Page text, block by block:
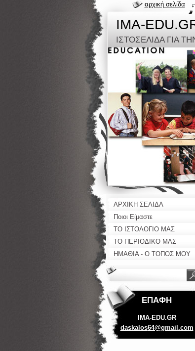
IMA-
ΙΣΤΟΣΕΛΙΔΑ ΓΙΑ
ΑΡΧΙΚΗ ΣΕΛΙΔΑ
Ποιοι Είμαστε
ΤΟ ΙΣΤΟΛΟΓΙΟ ΜΑΣ
ΤΟ ΠΕΡΙΟΔΙΚΟ ΜΑΣ
ΗΜΑΘΙΑ - Ο ΤΟΠΟΣ ΜΟΥ
ΕΠΑΦΉ
IMA-EDU.GR
daskalos64@gmail .com
αρχική σελίδα